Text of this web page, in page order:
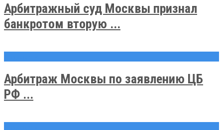
Арбитражный суд Москвы признал
банкротом вторую ...
Арбитраж Москвы по заявлению ЦБ
РФ ...